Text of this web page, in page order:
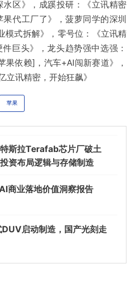
水区》，成蹊投研：《立讯精密
代工厂了》，菠萝同学的深圳
模式拆解》，零号位：《立讯精
巨头》，龙头趋势强中选强：
果依赖]，汽车+AI闯新赛道》，
讯精密，开始狂飙》
苹果
斯拉Terafab芯片厂破土
资布局逻辑与存储制造
商业落地价值洞察报告
启动制造，国产光刻走